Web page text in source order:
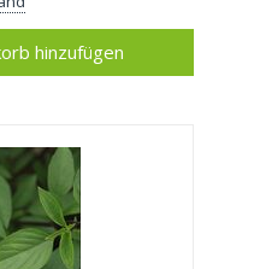
hinzufügen